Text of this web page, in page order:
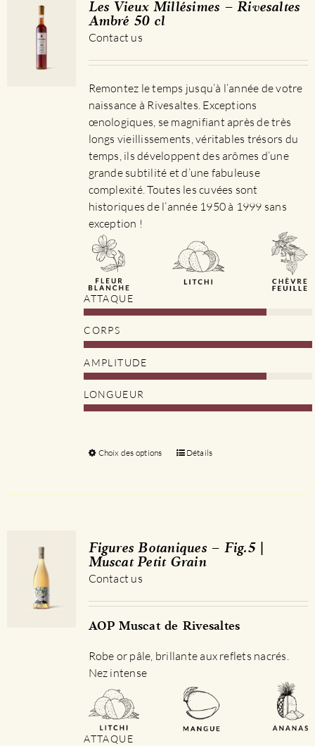
Les Vieux Millésimes – Rivesaltes
Ambré 50 cl
Contact us
Remontez le temps jusqu’à l’année de votre
naissance à Rivesaltes. Exceptions
œnologiques, se magnifiant après de très
longs vieillissements, véritables trésors du
temps, ils développent des arômes d’une
grande subtilité et d’une fabuleuse
complexité. Toutes les cuvées sont
historiques de l’année 1950 à 1999 sans
exception !
ATTAQUE
CORPS
AMPLITUDE
LONGUEUR
Choix des options
Ce
options
choisies
sur
page
produit
Détails
Figures Botaniques – Fig.5 |
Muscat Petit Grain
Contact us
AOP Muscat de Rivesaltes
Robe or pâle, brillante aux reflets nacrés.
Nez intense
ATTAQUE